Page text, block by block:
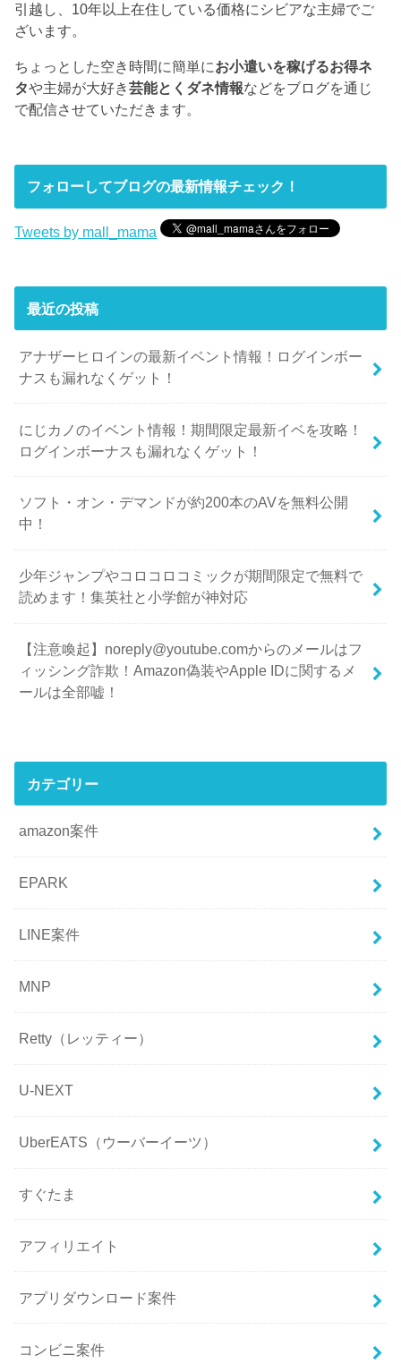
引越し、10年以上在住している価格にシビアな主婦でご
ざいます。
ちょっとした空き時間に簡単にお小遣いを稼げるお得ネ
タや主婦が大好き芸能とくダネ情報などをブログを通じ
で配信させていただきます。
フォローしてブログの最新情報チェック！
Tweets by mall_mama
最近の投稿
アナザーヒロインの最新イベント情報！ログインボー
ナスも漏れなくゲット！
にじカノのイベント情報！期間限定最新イベを攻略！
ログインボーナスも漏れなくゲット！
ソフト・オン・デマンドが約200本のAVを無料公開
中！
少年ジャンプやコロコロコミックが期間限定で無料で
読めます！集英社と小学館が神対応
【注意喚起】noreply@youtube.comからのメールはフ
ィッシング詐欺！Amazon偽装やApple IDに関するメ
ールは全部嘘！
カテゴリー
amazon案件
EPARK
LINE案件
MNP
Retty（レッティー）
U-NEXT
UberEATS（ウーバーイーツ）
すぐたま
アフィリエイト
アプリダウンロード案件
コンビニ案件